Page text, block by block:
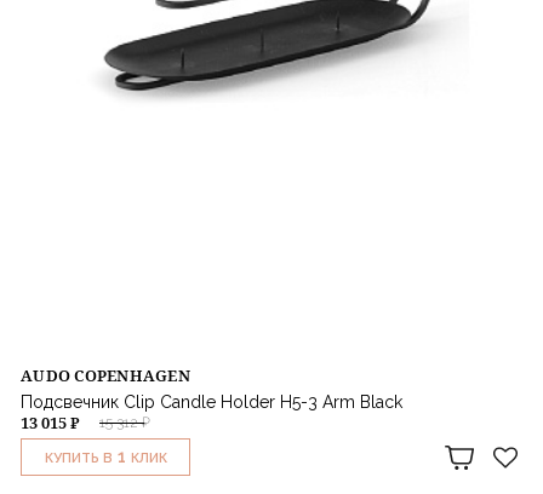
AUDO COPENHAGEN
Подсвечник Clip Candle Holder H5-3 Arm Black
15 312 ₽
13 015 ₽
КУПИТЬ В 1 КЛИК